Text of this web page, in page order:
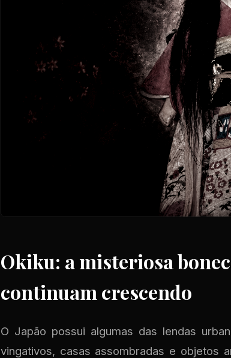
Okiku: a misteriosa
continuam crescendo
O Japão possui algumas das lendas
vingativos, casas assombradas e objetos